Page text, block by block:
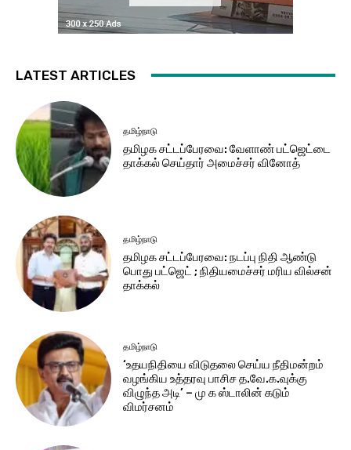
LATEST ARTICLES
தமிழ்நாடு
தமிழக சட்​டப்​பேர​வை: வேளாண் பட்​ஜெட்டை
தாக்கல் செய்தார் அமைச்சர் வினோத்
தமிழ்நாடு
தமிழக சட்டப்பேரவை: நடப்பு நிதி ஆண்​டு
பொது பட்ஜெட் ; நிதியமைச்சர் மரிய வில்சன்
தாக்​கல்
தமிழ்நாடு
‘உதயநிதியை விடுதலை செய்ய நீதிமன்றம்
வழங்கிய உத்தரவு பாசிச த.வே.க.வுக்கு
விழுந்த அடி’ – மு க ஸ்டாலின் கடும்
விமர்சனம்